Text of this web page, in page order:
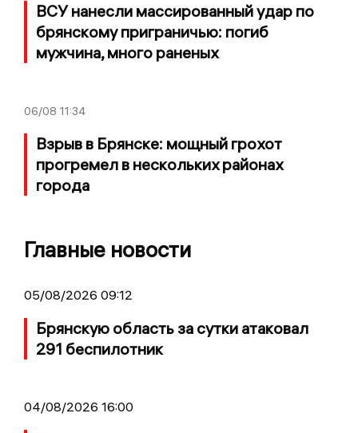
ВСУ нанесли массированный удар по
брянскому приграничью: погиб
мужчина, много раненых
06/08 11:34
Взрыв в Брянске: мощный грохот
прогремел в нескольких районах
города
Главные новости
05/08/2026 09:12
Брянскую область за сутки атаковал
291 беспилотник
04/08/2026 16:00